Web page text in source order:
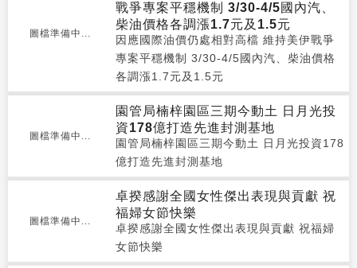
圖檔準備中...
戰爭專案平穩機制 3/30-4/5國內汽、
柴油價格各調漲1.7元及1.5元
因應國際油價仍處相對高檔 維持美伊戰爭
專案平穩機制 3/30-4/5國內汽、柴油價格
各調漲1.7元及1.5元
圖檔準備中...
園管局楠梓園區三期今動土 日月光投
資178億打造先進封測基地
園管局楠梓園區三期今動土 日月光投資178
億打造先進封測基地
圖檔準備中...
卓揆感謝全國女性傑出表現與貢獻 祝
福婦女節快樂
卓揆感謝全國女性傑出表現與貢獻 祝福婦
女節快樂